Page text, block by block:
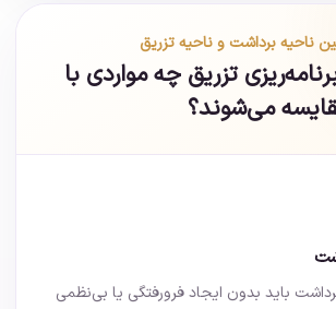
ناحیه برداشت و ناحیه تزریق
تزریق چه مواردی با
می‌شوند؟
باید بدون ایجاد فرورفتگی یا بی‌نظمی